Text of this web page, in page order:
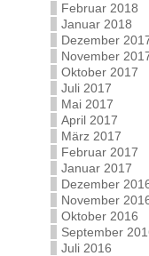
Februar 2018
Januar 2018
Dezember
November
Oktober 2017
Juli 2017
Mai 2017
April 2017
März 2017
Februar 2017
Januar 2017
Dezember
November
Oktober 2016
September
Juli 2016